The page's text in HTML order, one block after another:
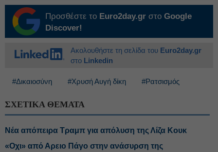
Προσθέστε το Euro2day.gr στο Google
Discover!
Ακολουθήστε τη σελίδα του Euro2day.gr
στο Linkedin
#Δικαιοσύνη #Χρυσή Αυγή δίκη #Ρατσισμός
ΣΧΕΤΙΚΑ ΘΕΜΑΤΑ
Νέα απόπειρα Τραμπ για απόλυση της Λίζα Κουκ
«Οχι» από Αρειο Πάγο στην ανάσυρση της